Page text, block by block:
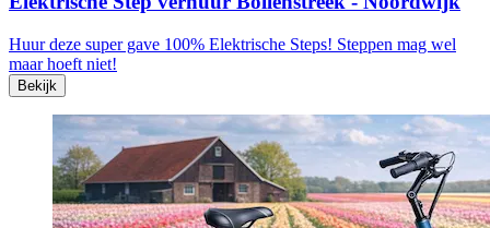
Huur deze super gave 100% Elektrische Steps! Steppen mag wel
maar hoeft niet!
Bekijk